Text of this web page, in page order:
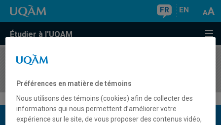
FR EN
Étudier à l'UQAM
COURS//
Description du cours
Préférences en matière de témoins
Nous utilisons des témoins (cookies) afin de collecter des
informations qui nous permettent d’améliorer votre
expérience sur le site, de vous proposer des contenus vidéo,